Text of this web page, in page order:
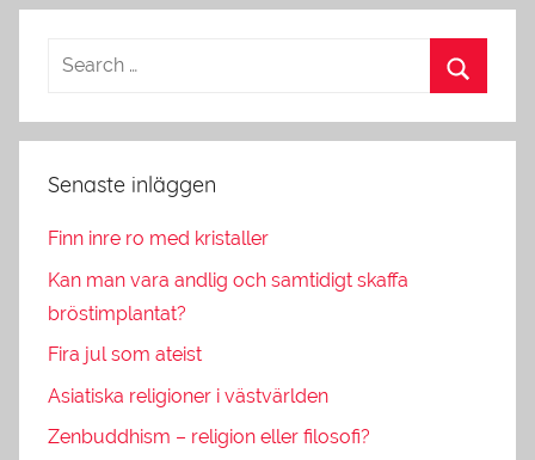
Senaste inläggen
Finn inre ro med kristaller
Kan man vara andlig och samtidigt skaffa
bröstimplantat?
Fira jul som ateist
Asiatiska religioner i västvärlden
Zenbuddhism – religion eller filosofi?